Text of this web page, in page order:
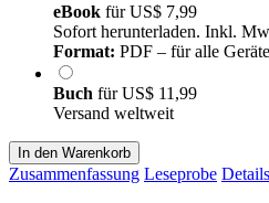
eBook fürUS$ 7,99
Sofort herunterladen. Inkl.
Format: PDF – für alle Geräte
Buch fürUS$ 11,99
Versand weltweit
In den Warenkorb
Zusammenfassung Leseprobe Details